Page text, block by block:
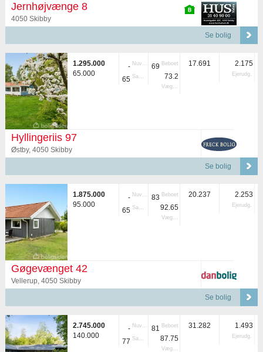
Jernhøjvænge 8
4050 Skibby
Se bolig
1.295.000
65.000
- Nuvær.
65 Samlet
69 Beboet
73.2
Vægtet
17.691 2.175
Ejerudg.
Hyllingeriis 97
Østby, 4050 Skibby
Se bolig
1.875.000
95.000
- Nuvær.
65 Samlet
83 Beboet
92.65
Vægtet
20.237 2.253
Ejerudg.
Gøgevænget 42
Vellerup, 4050 Skibby
Se bolig
2.745.000
140.000
- Nuvær.
77 Samlet
81 Beboet
87.75
Vægtet
31.282 1.493
Ejerudg.